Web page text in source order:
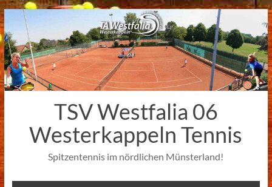
Zum
Inhalt
springen
TSV Westfalia 06
Westerkappeln Tennis
Spitzentennis im nördlichen Münsterland!